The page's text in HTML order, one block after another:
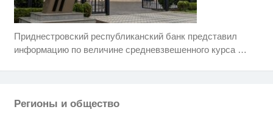
Приднестровский республиканский банк представил
информацию по величине средневзвешенного курса …
Регионы и общество
i
Ролик длится несколько секунд,
Ржу не переставая, это видео
Скрытые признаки рака: на такое